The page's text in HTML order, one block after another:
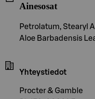
Ainesosat
Petrolatum, Stearyl
Aloe Barbadensis
Yhteystiedot
Procter & Gamble